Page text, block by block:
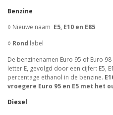
Benzine
◊ Nieuwe naam E5, E10 en E85
◊ Rond label
De benzinenamen Euro 95 of Euro
letter E, gevolgd door een cijfer: E5,
percentage ethanol in de benzine.
vroegere Euro 95 en E5 met het
Diesel